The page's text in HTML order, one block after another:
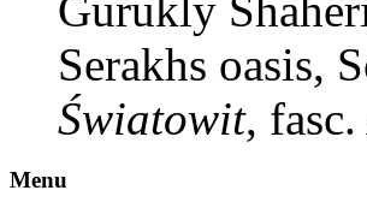
Serakhs oasis,
Światowit,
Menu